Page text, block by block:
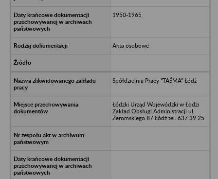
1950-1965
Akta osobowe
Spółdzielnia Pracy ”TAŚMA” Łódź
Łódzki Urząd Wojewódzki w Łodzi
Zakład Obsługi Administracji ul.
Żeromskiego 87 Łódź tel. 637 39 25